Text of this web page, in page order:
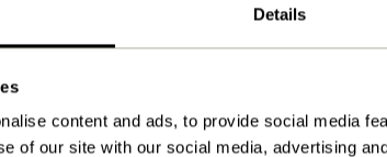
Details
content and ads, to provide social media
of our site with our social media, advertising
1.200
Herunterladen
15,0